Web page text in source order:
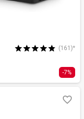
(161)*
-7%